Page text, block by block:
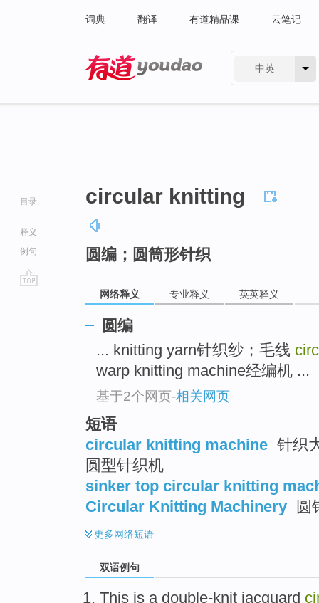
词典 翻译 有道精品课 云笔记
中英
目录
释义
例句
circular knitting
圆编；圆筒形针织
网络释义 专业释义 英英释义
圆编
... knitting yarn针织纱；毛线
warp knitting machine经编机 ...
基于2个网页-相关网页
短语
circular knitting machine 针织
圆型针织机
sinker top circular knitting
Circular Knitting Machinery
圆
更多网络短语
双语例句
This is a double-knit jacquard